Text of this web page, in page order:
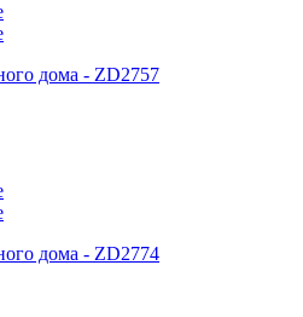
дома - ZD2757
дома - ZD2774